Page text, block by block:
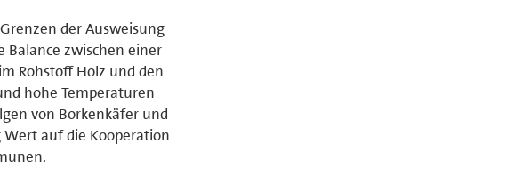
der Ausweisung
Balance zwischen einer
Rohstoff Holz und den
hohe Temperaturen
von Borkenkäfer und
auf die Kooperation